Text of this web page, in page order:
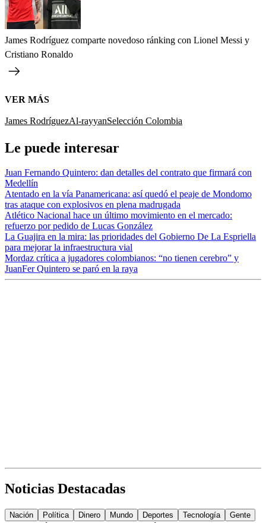
James Rodríguez comparte novedoso ránking con Lionel Messi y
Cristiano Ronaldo
VER MÁS
James RodríguezAl-rayyanSelección Colombia
Le puede interesar
Juan Fernando Quintero: dan detalles del contrato que firmará con
Medellín
Atentado en la vía Panamericana: así quedó el peaje de Mondomo
tras ataque con explosivos en plena madrugada
Atlético Nacional hace un último movimiento en el mercado:
refuerzo por pedido de Lucas González
La Guajira en la mira: las prioridades del Gobierno De La Espriella
para mejorar la infraestructura vial
Mordaz crítica a jugadores colombianos: “no tienen cerebro” y
JuanFer Quintero se paró en la raya
Noticias Destacadas
Nación Política Dinero Mundo Deportes Tecnología Gente